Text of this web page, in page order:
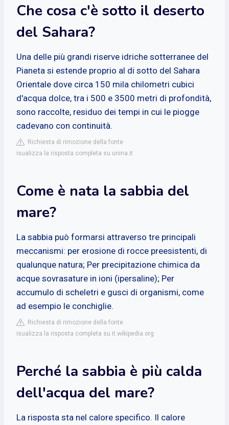
Che cosa c'è sotto il deserto
del Sahara?
Una delle più grandi riserve idriche sotterranee del
Pianeta si estende proprio al di sotto del Sahara
Orientale dove circa 150 mila chilometri cubici
d'acqua dolce, tra i 500 e 3500 metri di profondità,
sono raccolte, residuo dei tempi in cui le piogge
cadevano con continuità.
Richiesta di rimozione della fonte
isualizza la risposta completa su unina.it
Come è nata la sabbia del
mare?
La sabbia può formarsi attraverso tre principali
meccanismi: per erosione di rocce preesistenti, di
qualunque natura; Per precipitazione chimica da
acque sovrasature in ioni (ipersaline); Per
accumulo di scheletri e gusci di organismi, come
ad esempio le conchiglie.
Richiesta di rimozione della fonte
isualizza la risposta completa su it.wikipedia.org
Perché la sabbia è più calda
dell'acqua del mare?
La risposta sta nel calore specifico. Il calore